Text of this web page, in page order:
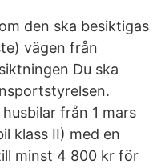
den ska besiktigas
vägen från
Du ska
från 1 mars
klass II) med en
minst 4 800 kr för